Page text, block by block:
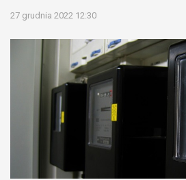
27 grudnia 2022 12:30